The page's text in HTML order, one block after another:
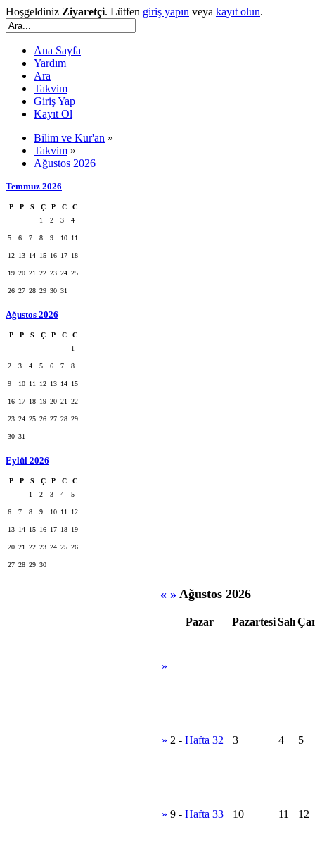
Hoşgeldiniz Ziyaretçi. Lütfen giriş yapın veya kayıt olun.
Ana Sayfa
Yardım
Ara
Takvim
Giriş Yap
Kayıt Ol
Bilim ve Kur'an »
Takvim »
Ağustos 2026
Temmuz 2026
P P S Ç P C
C
1
2 3 4
5 6 7 8 9 10 11
12 13 14 15 16 17 18
19 20 21 22 23 24 25
26 27 28 29 30 31
Ağustos 2026
P P S Ç P C
C
1
2 3 4 5 6 7 8
9 10 11 12 13 14 15
16 17 18 19 20 21 22
23 24 25 26 27 28 29
30 31
Eylül 2026
P P S Ç P C
C
1
2 3 4 5
6 7 8 9 10 11 12
13 14 15 16 17 18 19
20 21 22 23 24 25 26
27 28 29 30
« » Ağustos 2026
Pazar PazartesiSalı
»
» 2 - Hafta 32 3 4 5
» 9 - Hafta 33 10 11 12